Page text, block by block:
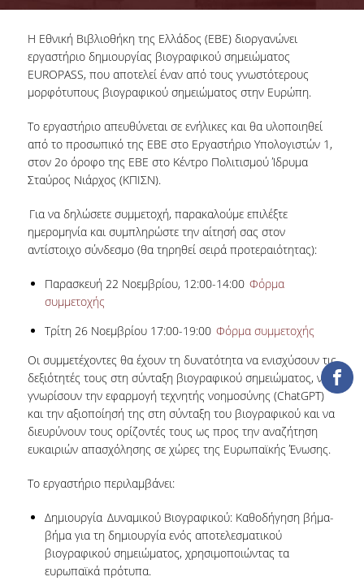
PROJECTS
COLLECTIONS
ELECTRONIC
RESOURCES
SERVICES
BORROWING
COPYING – PRINTING
SERVICES
ACCESSIBILITY
TOOLS
WOS
Η Εθνική Βιβλιοθήκη της Ελλάδος (ΕΒΕ) διοργανώνει
εργαστήριο δημιουργίας βιογραφικού σημειώματος
EUROPASS, που αποτελεί έναν από τους γνωστότερους
μορφότυπους βιογραφικού σημειώματος στην Ευρώπη.
Το εργαστήριο απευθύνεται σε ενήλικες και θα υλοποιηθεί
από το προσωπικό της ΕΒΕ στο Εργαστήριο Υπολογιστών 1,
στον 2ο όροφο της ΕΒΕ στο Κέντρο Πολιτισμού Ίδρυμα
Σταύρος Νιάρχος (ΚΠΙΣΝ).
Για να δηλώσετε συμμετοχή, παρακαλούμε επιλέξτε
ημερομηνία και συμπληρώστε την αίτησή σας στον
αντίστοιχο σύνδεσμο (θα τηρηθεί σειρά προτεραιότητας):
Παρασκευή 22 Νοεμβρίου, 12:00-14:00 Φόρμα
συμμετοχής
Τρίτη 26 Νοεμβρίου 17:00-19:00 Φόρμα συμμετοχής
Οι συμμετέχοντες θα έχουν τη δυνατότητα να ενισχύσουν τις
δεξιότητές τους στη σύνταξη βιογραφικού σημειώματος, να
γνωρίσουν την εφαρμογή τεχνητής νοημοσύνης (ChatGPT)
και την αξιοποίησή της στη σύνταξη του βιογραφικού και να
διευρύνουν τους ορίζοντές τους ως προς την αναζήτηση
ευκαιριών απασχόλησης σε χώρες της Ευρωπαϊκής Ένωσης.
Το εργαστήριο περιλαμβάνει:
Δημιουργία Δυναμικού Βιογραφικού: Καθοδήγηση βήμα-
βήμα για τη δημιουργία ενός αποτελεσματικού
βιογραφικού σημειώματος, χρησιμοποιώντας τα
ευρωπαϊκά πρότυπα.